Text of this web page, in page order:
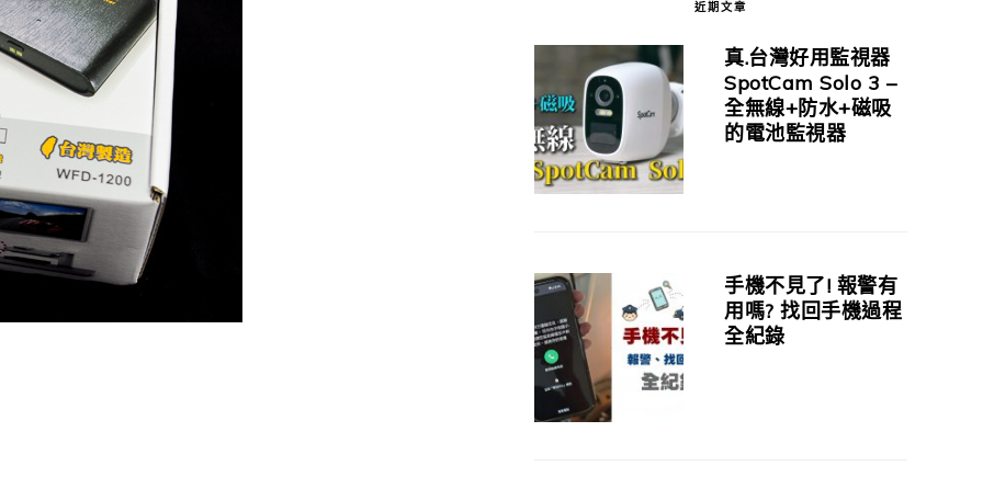
近期文章
真.台灣好用監視器
SpotCam Solo 3 –
全無線+防水+磁吸
的電池監視器
手機不見了! 報警有
用嗎? 找回手機過程
全紀錄